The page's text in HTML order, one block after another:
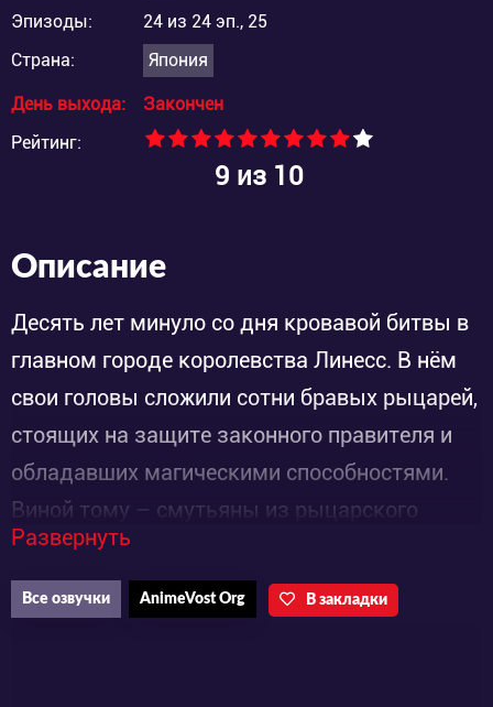
Эпизоды:
24 из 24 эп., 25
Страна:
Япония
День выхода:
Закончен
Рейтинг:
9 из 10
Описание
Десять лет минуло со дня кровавой битвы в
главном городе королевства Линесс. В нём
свои головы сложили сотни бравых рыцарей,
стоящих на защите законного правителя и
обладавших магическими способностями.
Виной тому – смутьяны из рыцарского
отряда Семь смертных грехов, которые
попытались осуществить государственный
переворот.
Развернуть
Все озвучки AnimeVost Org В закладки